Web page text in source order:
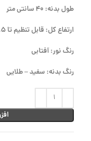
طول بدنه: 40 سانتی متر
ارتفاع کل: قابل تنظیم تا 1.5 متر
رنگ نور: آفتابی
رنگ بدنه: سفید – طلایی